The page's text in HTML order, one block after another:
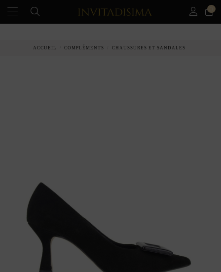
ACCUEIL COMPLÉMENTS CHAUSSURES ET SANDALES